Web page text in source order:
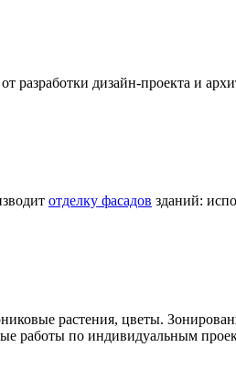
дизайн-проекта и
отделку фасадов зданий:
растения, цветы.
работы по индивидуальным